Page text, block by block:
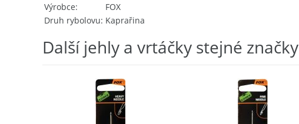
Výrobce
FOX
Druh rybolovu Kaprařina
Další jehly a vrtáčky stejné značky